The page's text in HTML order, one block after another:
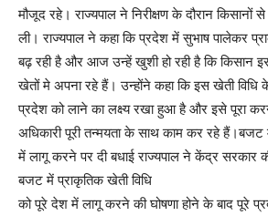
मौजूद रहे। राज्यपाल ने निरीक्षण के दौरान किसानों
ली। राज्यपाल ने कहा कि प्रदेश में सुभाष पालेकर
बढ़ रही है और आज उन्हें खुशी हो रही है कि किसान
खेतों मे अपना रहे हैं। उन्होंने कहा कि इस खेती
प्रदेश को लाने का लक्ष्य रखा हुआ है और इसे पूरा
अधिकारी पूरी तन्मयता के साथ काम कर रहे
में लागू करने पर दी बधाई राज्यपाल ने केंद्र
बजट में प्राकृतिक खेती विधि
को पूरे देश में लागू करने की घोषणा होने के बाद पूरे